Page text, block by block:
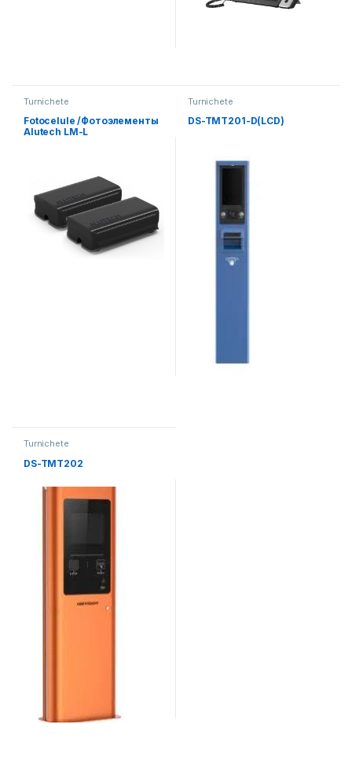
Turnichete
Fotocelule /Фотоэлементы
Alutech LM-L
Turnichete
DS-TMT201-D(LCD)
Turnichete
DS-TMT202